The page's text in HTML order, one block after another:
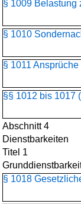
§ 1009 Belastung
§ 1010
§ 1011
§§ 1012 bis 1017
Abschnitt 4
Dienstbarkeiten
Titel 1
§ 1018